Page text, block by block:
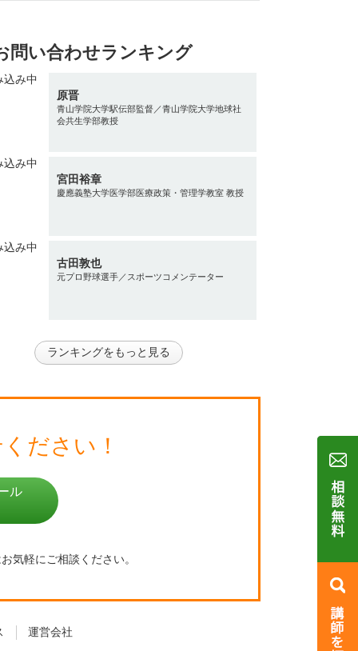
問い合わせランキング
原晋
青山学院大学駅伝部監督／青山学院大学地球社
会共生学部教授
宮田裕章
慶應義塾大学医学部医療政策・管理学教室 教授
古田敦也
元プロ野球選手／スポーツコメンテーター
ランキングをもっと見る
ださい！
ル
気軽にご相談ください。
運営会社